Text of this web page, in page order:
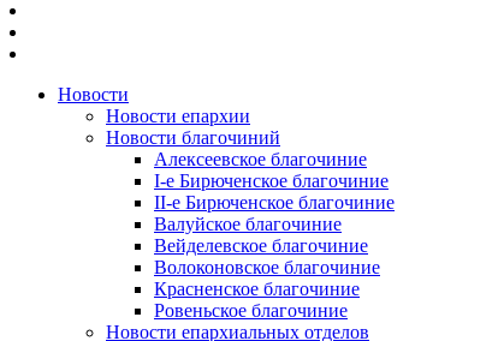
Новости
Новости епархии
Новости благочиний
Алексеевское благочиние
I-е Бирюченское благочиние
II-е Бирюченское благочиние
Валуйское благочиние
Вейделевское благочиние
Волоконовское благочиние
Красненское благочиние
Ровеньское благочиние
Новости епархиальных отделов